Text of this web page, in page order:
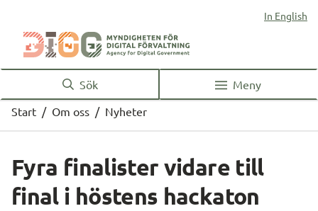
In English
Sök
Meny
Start / Om oss / Nyheter
Fyra finalister vidare till
final i höstens hackaton